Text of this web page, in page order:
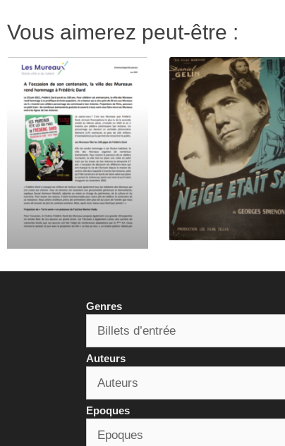
Vous aimerez peut-être :
Genres
Auteurs
Epoques